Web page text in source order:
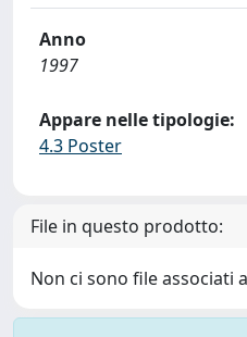
Anno
1997
Appare nelle tipologie:
4.3 Poster
File in questo prodotto:
Non ci sono file associati